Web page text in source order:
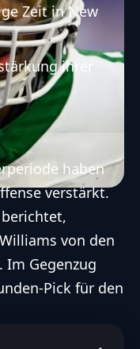
Zeit in New
ihrer
haben
verstärkt.
berichtet,
von den
Im Gegenzug
Pick für den